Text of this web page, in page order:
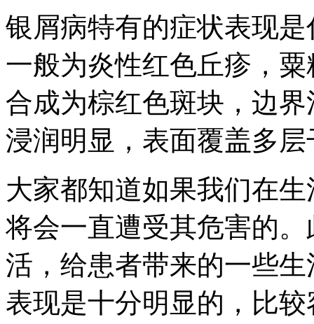
银屑病特有的症状表现
一般为炎性红色丘疹，
合成为棕红色斑块，边
浸润明显，表面覆盖多
大家都知道如果我们在
将会一直遭受其危害的
活，给患者带来的一些
表现是十分明显的，比